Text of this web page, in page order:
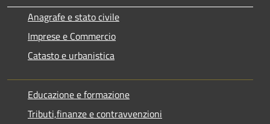
Anagrafe e stato civile
Imprese e Commercio
Catasto e urbanistica
Educazione e formazione
Tributi,finanze e contravvenzioni